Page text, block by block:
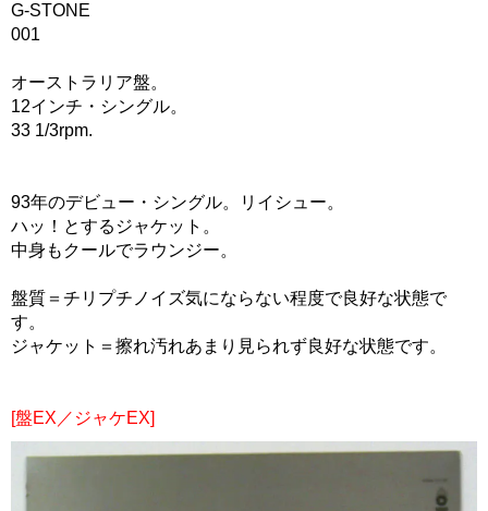
G-STONE
001
オーストラリア盤。
12インチ・シングル。
33 1/3rpm.
93年のデビュー・シングル。リイシュー。
ハッ！とするジャケット。
中身もクールでラウンジー。
盤質＝チリプチノイズ気にならない程度で良好な状態で
す。
ジャケット＝擦れ汚れあまり見られず良好な状態です。
[盤EX／ジャケEX]